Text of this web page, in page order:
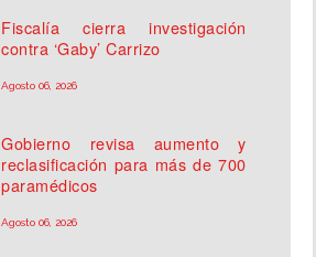
Fiscalía cierra investigación
contra ‘Gaby’ Carrizo
Agosto 06, 2026
Gobierno revisa aumento y
reclasificación para más de 700
paramédicos
Agosto 06, 2026